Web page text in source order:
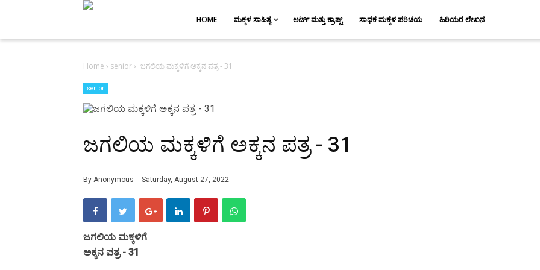
HOME ಮಕ್ಕಳ ಸಾಹಿತ್ಯ ಆರ್ಟ್ ಮತ್ತು ಕ್ರಾಪ್ಟ್ ಸಾಧಕ ಮಕ್ಕಳ ಪರಿಚಯ ಹಿರಿಯರ ಲೇಖನ
Home › senior› ಜಗಲಿಯ ಮಕ್ಕಳಿಗೆ ಅಕ್ಕನ ಪತ್ರ - 31
senior
ಜಗಲಿಯ ಮಕ್ಕಳಿಗೆ ಅಕ್ಕನ ಪತ್ರ - 31
By Anonymous Saturday, August 27, 2022
ಜಗಲಿಯ ಮಕ್ಕಳಿಗೆ
ಅಕ್ಕನ ಪತ್ರ - 31